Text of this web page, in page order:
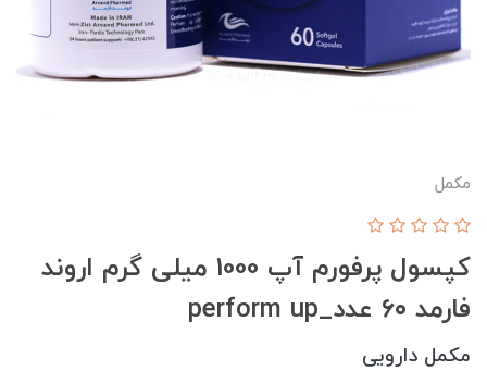
مکمل
کپسول پرفورم آپ 1000 میلی گرم اروند
فارمد ۶۰ عدد_perform up
مکمل دارویی